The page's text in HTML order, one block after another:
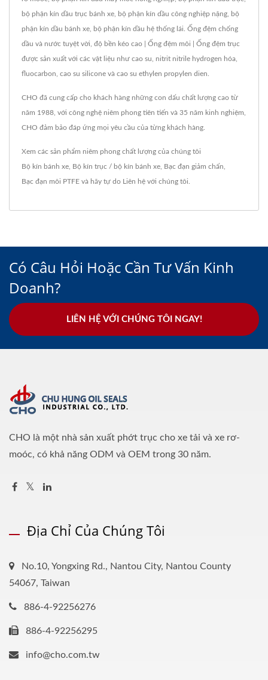
bộ phận kín dầu trục bánh xe, bộ phận kín dầu công nghiệp nặng, bộ
phận kín dầu bánh xe, bộ phận kín dầu hệ thống lái. Ống đệm chống
dầu và nước tuyệt vời, độ bền kéo cao | Ống đệm môi | Ống đệm trục
được sản xuất với các vật liệu như cao su, nitrit nitrile hydrogen hóa,
fluocarbon, cao su silicone và cao su ethylen propylen dien.
CHO đã cung cấp cho khách hàng những con dấu chất lượng cao từ
năm 1988, với công nghệ niêm phong tiên tiến và 35 năm kinh nghiệm,
CHO đảm bảo đáp ứng mọi yêu cầu của từng khách hàng.
Xem các sản phẩm niêm phong chất lượng của chúng tôi
Bộ kín bánh xe Bộ kín trục / bộ kín bánh xe Bạc đạn giảm chấn
Bạc đạn môi PTFE và hãy tự do Liên hệ với chúng tôi
Có Câu Hỏi Hoặc Cần Tư Vấn Kinh
Doanh?
LIÊN HỆ VỚI CHÚNG TÔI NGAY!
CHO là một nhà sản xuất phớt trục cho xe tải và xe rơ-
moóc, có khả năng ODM và OEM trong 30 năm.
Địa Chỉ Của Chúng Tôi
No.10, Yongxing Rd., Nantou City, Nantou County
54067, Taiwan
886-4-92256276
886-4-92256295
info@cho.com.tw